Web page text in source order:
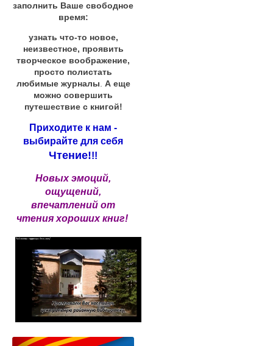
заполнить Ваше свободное
время:
узнать что-то новое,
неизвестное, проявить
творческое воображение,
просто полистать
любимые журналы А еще
можно совершить
путешествие с книгой!
Приходите к нам -
выбирайте для себя
Чтение!!!
Новых эмоций,
ощущений,
впечатлений от
чтения хороших книг!